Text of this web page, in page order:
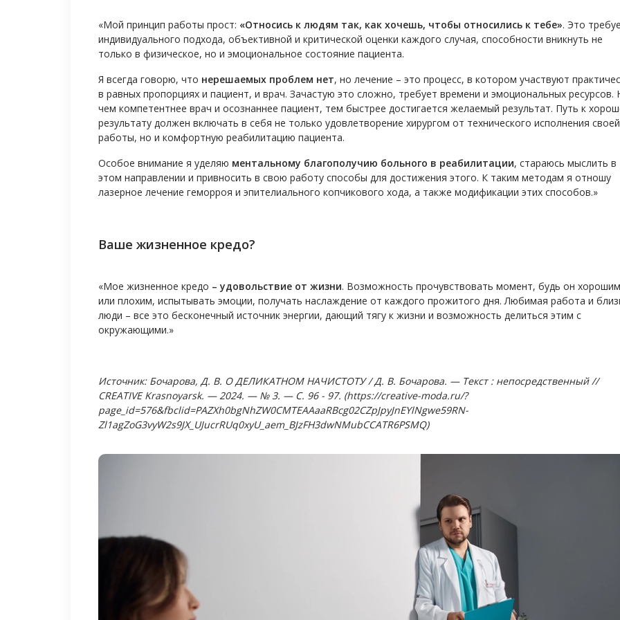
«Мой принцип работы прост: «Относись к людям так, как хочешь, чтобы относились к тебе». Это
индивидуального подхода, объективной и критической оценки каждого случая, способности вникнуть не
только в физическое, но и эмоциональное состояние пациента.
Я всегда говорю, что нерешаемых проблем нет, но лечение – это процесс, в котором участвуют
в равных пропорциях и пациент, и врач. Зачастую это сложно, требует времени и эмоциональных ресурсов.
чем компетентнее врач и осознаннее пациент, тем быстрее достигается желаемый результат. Путь к
результату должен включать в себя не только удовлетворение хирургом от технического исполнения своей
работы, но и комфортную реабилитацию пациента.
Особое внимание я уделяю ментальному благополучию больного в реабилитации, стараюсь мыслить в
этом направлении и привносить в свою работу способы для достижения этого. К таким методам я отношу
лазерное лечение геморроя и эпителиального копчикового хода, а также модификации этих способов.»
Ваше жизненное кредо?
«Мое жизненное кредо – удовольствие от жизни. Возможность прочувствовать момент, будь он хорошим
или плохим, испытывать эмоции, получать наслаждение от каждого прожитого дня. Любимая работа и
люди – все это бесконечный источник энергии, дающий тягу к жизни и возможность делиться этим с
окружающими.»
Источник: Бочарова, Д. В. О ДЕЛИКАТНОМ НАЧИСТОТУ / Д. В. Бочарова. — Текст : непосредственный //
CREATIVE Krasnoyarsk. — 2024. — № 3. — С. 96 - 97. (https://creative-moda.ru/?
page_id=576&fbclid=PAZXh0bgNhZW0CMTEAAaaRBcg02CZpJpyJnEYlNgwe59RN-
Zl1agZoG3vyW2s9JX_UJucrRUq0xyU_aem_BJzFH3dwNMubCCATR6PSMQ)